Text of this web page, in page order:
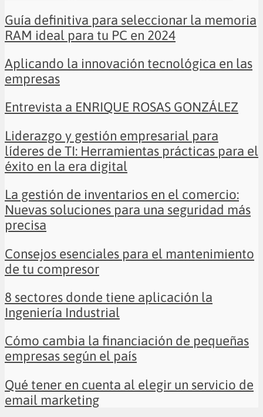
Guía definitiva para seleccionar la memoria
RAM ideal para tu PC en 2024
Aplicando la innovación tecnológica en las
empresas
Entrevista a ENRIQUE ROSAS GONZÁLEZ
Liderazgo y gestión empresarial para
líderes de TI: Herramientas prácticas para el
éxito en la era digital
La gestión de inventarios en el comercio:
Nuevas soluciones para una seguridad más
precisa
Consejos esenciales para el mantenimiento
de tu compresor
8 sectores donde tiene aplicación la
Ingeniería Industrial
Cómo cambia la financiación de pequeñas
empresas según el país
Qué tener en cuenta al elegir un servicio de
email marketing